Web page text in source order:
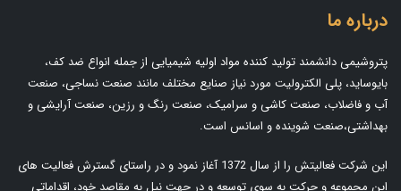
درباره ما
پتروشیمی دانشمند تولید کننده مواد اولیه شیمیایی از جمله انواع ضد کف،
بایوساید، پلی الکترولیت مورد نیاز صنایع مختلف مانند صنعت نساجی، صنعت
آب و فاضلاب، صنعت کاشی و سرامیک، صنعت رنگ و رزین، صنعت آرایشی و
بهداشتی،صنعت شوینده و اسانس است.
این شرکت فعالیتش را از سال 1372 آغاز نمود و در راستای گسترش فعالیت های
این مجموعه و حرکت به سوی توسعه و در جهت نیل به مقاصد خود، اقداماتی